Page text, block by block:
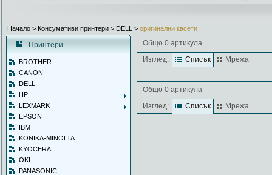
Начало > Консумативи принтери > DELL > оригинални касети
Принтери
BROTHER
CANON
DELL
HP
LEXMARK
EPSON
IBM
KONIKA-MINOLTA
KYOCERA
OKI
PANASONIC
Общо 0 артикула
Изглед:
Списък Мрежа
Общо 0 артикула
Изглед:
Списък Мрежа